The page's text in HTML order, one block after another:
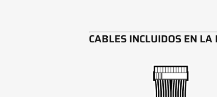
CABLES INCLUIDOS EN